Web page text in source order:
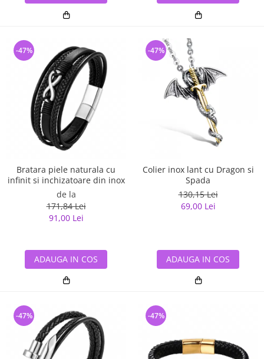
Bratara piele naturala cu
infinit si inchizatoare din inox
de la
171,84 Lei
91,00 Lei
-47%
ADAUGA IN COS
Colier inox lant cu Dragon si
Spada
130,15 Lei
69,00 Lei
-47%
ADAUGA IN COS
-47% -47%